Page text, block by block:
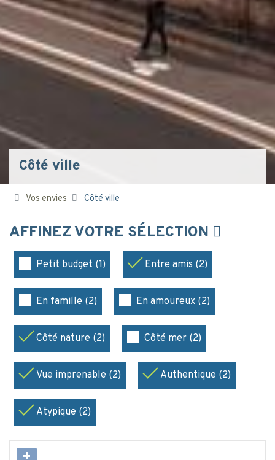
Côté ville
Vos envies Côté ville
AFFINEZ VOTRE SÉLECTION
Petit budget (1) Entre amis (2)
En famille (2) En amoureux (2)
Côté nature (2) Côté mer (2)
Vue imprenable (2) Authentique (2)
Atypique (2)